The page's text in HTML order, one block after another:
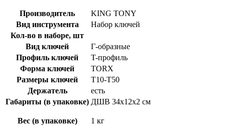
Производитель
KING TONY
Вид инструмента
Набор ключей
Кол-во в наборе, шт
Вид ключей
Г-образные
Профиль ключей
T-профиль
Форма ключей
TORX
Размеры ключей
T10-T50
Держатель
есть
Габариты (в упаковке) ДШВ 34х12х2 см
Вес (в упаковке) 1 кг